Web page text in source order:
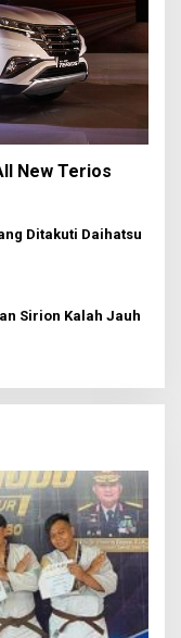
New Terios
Ditakuti Daihatsu
Sirion Kalah Jauh